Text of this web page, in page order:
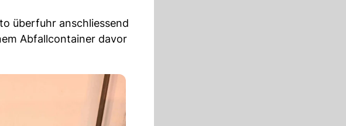
überfuhr anschliessend
Abfallcontainer davor